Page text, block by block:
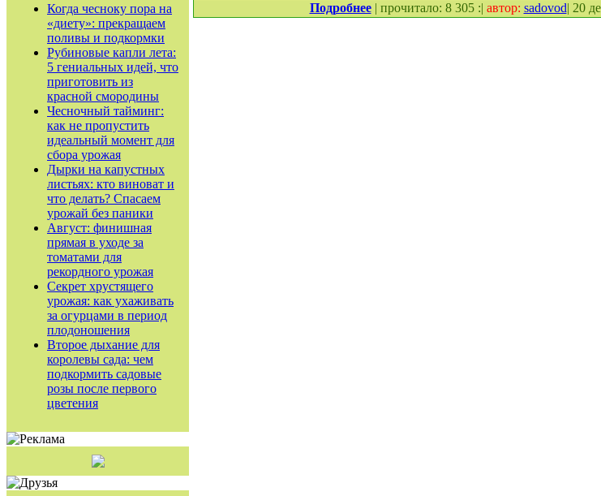
Когда чесноку пора на
«диету»: прекращаем
поливы и подкормки
Рубиновые капли лета:
5 гениальных идей, что
приготовить из
красной смородины
Чесночный тайминг:
как не пропустить
идеальный момент для
сбора урожая
Дырки на капустных
листьях: кто виноват и
что делать? Спасаем
урожай без паники
Август: финишная
прямая в уходе за
томатами для
рекордного урожая
Секрет хрустящего
урожая: как ухаживать
за огурцами в период
плодоношения
Второе дыхание для
королевы сада: чем
подкормить садовые
розы после первого
цветения
Подробнее| прочитало: 8 305 :| автор: sadovod| 20